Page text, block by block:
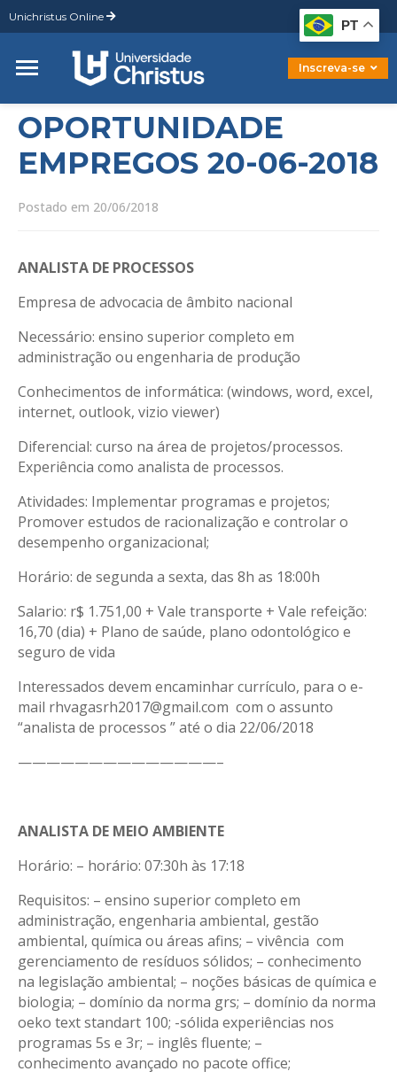
Unichristus Online
Inscreva-se
Graduação
Pós-Graduação
Mestrado
Doutorado
OPORTUNIDADE
EMPREGOS 20-06-2018
Postado em 20/06/2018
ANALISTA DE PROCESSOS
Empresa de advocacia de âmbito nacional
Necessário: ensino superior completo em
administração ou engenharia de produção
Conhecimentos de informática: (windows, word, excel,
internet, outlook, vizio viewer)
Diferencial: curso na área de projetos/processos.
Experiência como analista de processos.
Atividades: Implementar programas e projetos;
Promover estudos de racionalização e controlar o
desempenho organizacional;
Horário: de segunda a sexta, das 8h as 18:00h
Salario: r$ 1.751,00 + Vale transporte + Vale refeição:
16,70 (dia) + Plano de saúde, plano odontológico e
seguro de vida
Interessados devem encaminhar currículo, para o e-
mail rhvagasrh2017@gmail.com com o assunto
“analista de processos ” até o dia 22/06/2018
——————————————–
ANALISTA DE MEIO AMBIENTE
Horário: – horário: 07:30h às 17:18
Requisitos: – ensino superior completo em
administração, engenharia ambiental, gestão
ambiental, química ou áreas afins; – vivência com
gerenciamento de resíduos sólidos; – conhecimento
na legislação ambiental; – noções básicas de química e
biologia; – domínio da norma grs; – domínio da norma
oeko text standart 100; -sólida experiências nos
programas 5s e 3r; – inglês fluente; –
conhecimento avançado no pacote office;
PT